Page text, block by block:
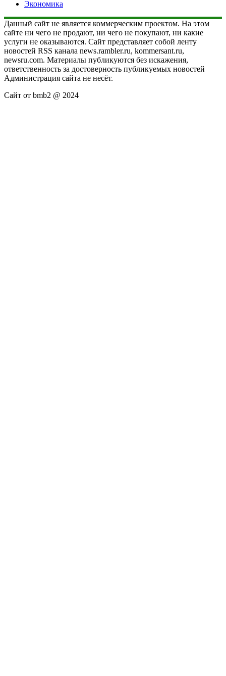
Экономика
Данный сайт не является коммерческим проектом. На этом
сайте ни чего не продают, ни чего не покупают, ни какие
услуги не оказываются. Сайт представляет собой ленту
новостей RSS канала news.rambler.ru, kommersant.ru,
newsru.com. Материалы публикуются без искажения,
ответственность за достоверность публикуемых новостей
Администрация сайта не несёт.
Сайт от bmb2 @ 2024